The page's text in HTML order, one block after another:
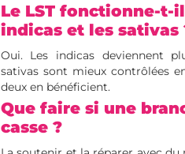
Le LST fonctionne-t-
indicas et les sativas
Oui. Les indicas deviennent
sativas sont mieux contrôlées
deux en bénéficient.
Que faire si une
casse ?